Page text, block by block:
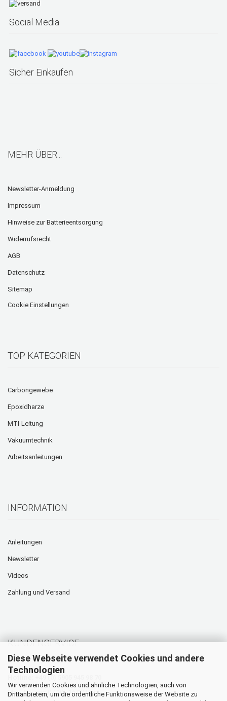
Diese Webseite verwendet Cookies und andere
Technologien
Wir verwenden Cookies und ähnliche Technologien, auch von
Drittanbietern, um die ordentliche Funktionsweise der Website zu
Social Media
Sicher Einkaufen
MEHR ÜBER...
Newsletter-Anmeldung
Impressum
Hinweise zur Batterieentsorgung
Widerrufsrecht
AGB
Datenschutz
Sitemap
Cookie Einstellungen
TOP KATEGORIEN
Carbongewebe
Epoxidharze
MTI-Leitung
Vakuumtechnik
Arbeitsanleitungen
INFORMATION
Anleitungen
Newsletter
Videos
Zahlung und Versand
KUNDENSERVICE
Hotline: +49 (0) 5905 945 98 70
Mo. - Do. von 07:30 - 16:00 Uhr